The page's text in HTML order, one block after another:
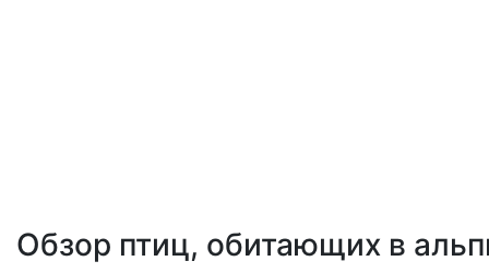
Обзор птиц, обитающих в